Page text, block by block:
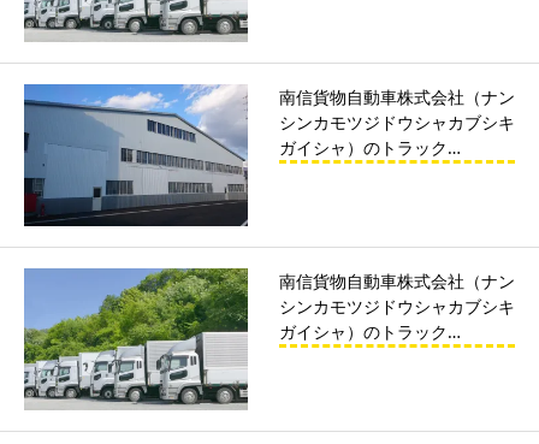
南信貨物自動車株式会社（ナン
シンカモツジドウシャカブシキ
ガイシャ）のトラック…
南信貨物自動車株式会社（ナン
シンカモツジドウシャカブシキ
ガイシャ）のトラック…